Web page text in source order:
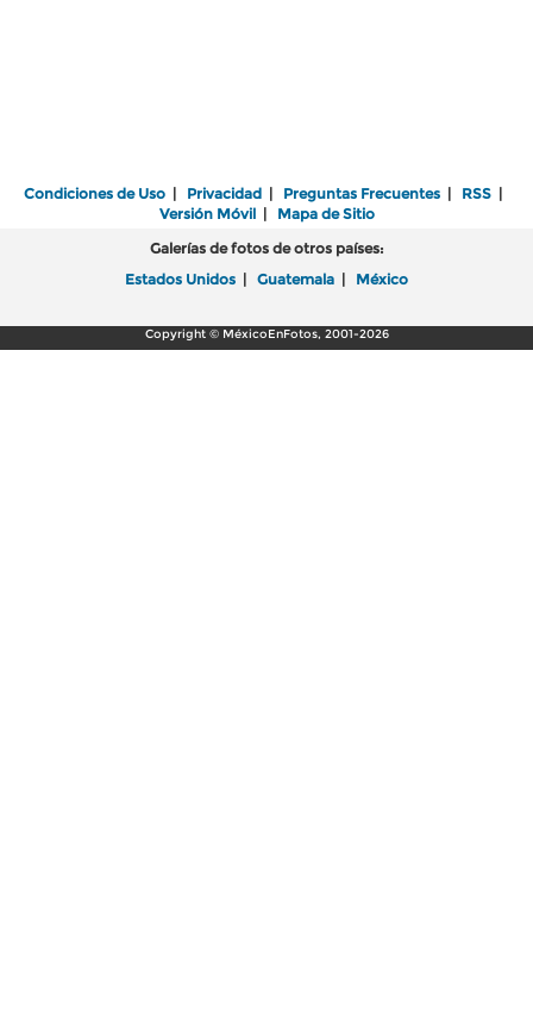
Condiciones de Uso | Privacidad | Preguntas Frecuentes | RSS |
Versión Móvil| Mapa de Sitio
Galerías de fotos de otros países:
Estados Unidos | Guatemala | México
Copyright © MéxicoEnFotos, 2001-2026